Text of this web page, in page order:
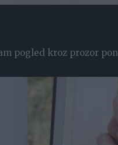
pogled kroz prozor